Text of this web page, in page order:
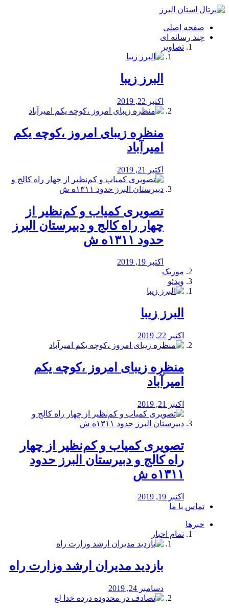
فصد
شرق
تهران
خشکشویی
صفحه اصلی
چند رسانه ای
تصاویر
البرز زیبا
اکتبر 22, 2019
منظره‌‌ زیبای امروز ،کوچه یکم
امیرآباد
اکتبر 21, 2019
️تصویری کمیاب و کم‌نظیر از
چهار راه كالج و دبيرستان البرز
حدود ۱۳۱۱ه ش
اکتبر 19, 2019
موزیک
ویدئو
البرز زیبا
اکتبر 22, 2019
منظره‌‌ زیبای امروز ،کوچه یکم
امیرآباد
اکتبر 21, 2019
️تصویری کمیاب و کم‌نظیر از چهار
راه كالج و دبيرستان البرز حدود
۱۳۱۱ه ش
اکتبر 19, 2019
تماس با ما
خبرها
تمام اخبار
بازدید مدیران ارشد وزارت راه
دسامبر 24, 2019